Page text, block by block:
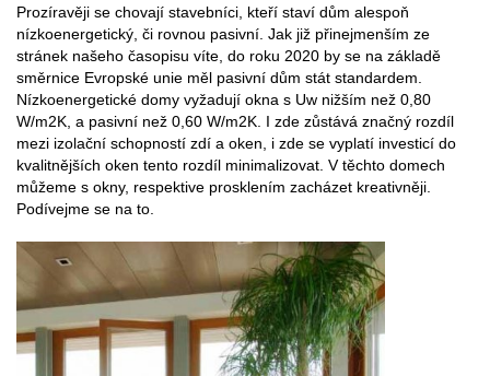
Prozíravěji se chovají stavebníci, kteří staví dům alespoň
nízkoenergetický, či rovnou pasivní. Jak již přinejmenším ze
stránek našeho časopisu víte, do roku 2020 by se na základě
směrnice Evropské unie měl pasivní dům stát standardem.
Nízkoenergetické domy vyžadují okna s Uw nižším než 0,80
W/m2K, a pasivní než 0,60 W/m2K. I zde zůstává značný rozdíl
mezi izolační schopností zdí a oken, i zde se vyplatí investicí do
kvalitnějších oken tento rozdíl minimalizovat. V těchto domech
můžeme s okny, respektive prosklením zacházet kreativněji.
Podívejme se na to.